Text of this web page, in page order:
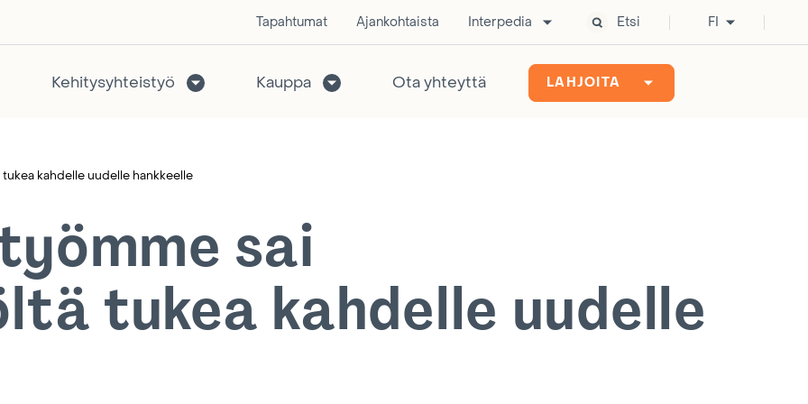
Tapahtumat Ajankohtaista Interpedia Etsi FI
Kehitysyhteistyö Kauppa Ota yhteyttä LAHJOITA
kahdelle uudelle hankkeelle
sai
tukea kahdelle uudelle